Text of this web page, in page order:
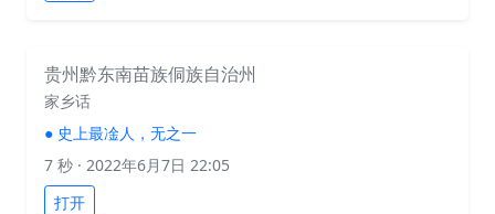
贵州黔东南苗族侗族自治州
家乡话
● 史上最凎人，无之一
7 秒 · 2022年6月7日 22:05
打开